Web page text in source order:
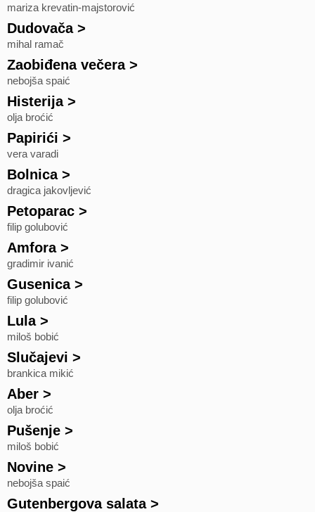
mariza krevatin-majstorović
Dudovača>
mihal ramač
Zaobiđena večera>
nebojša spaić
Histerija>
olja broćić
Papirići >
vera varadi
Bolnica>
dragica jakovljević
Petoparac >
filip golubović
Amfora>
gradimir ivanić
Gusenica>
filip golubović
Lula>
miloš bobić
Slučajevi >
brankica mikić
Aber >
olja broćić
Pušenje >
miloš bobić
Novine >
nebojša spaić
Gutenbergova salata>